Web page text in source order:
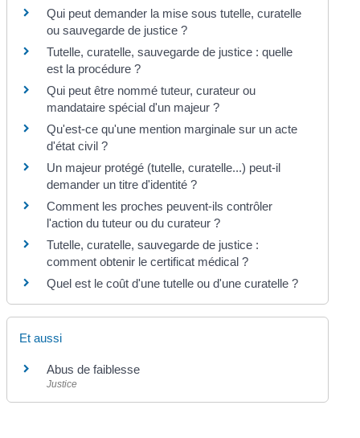
Qui peut demander la mise sous tutelle, curatelle
ou sauvegarde de justice ?
Tutelle, curatelle, sauvegarde de justice : quelle
est la procédure ?
Qui peut être nommé tuteur, curateur ou
mandataire spécial d'un majeur ?
Qu'est-ce qu'une mention marginale sur un acte
d'état civil ?
Un majeur protégé (tutelle, curatelle...) peut-il
demander un titre d'identité ?
Comment les proches peuvent-ils contrôler
l'action du tuteur ou du curateur ?
Tutelle, curatelle, sauvegarde de justice :
comment obtenir le certificat médical ?
Quel est le coût d'une tutelle ou d'une curatelle ?
Et aussi
Abus de faiblesse
Justice